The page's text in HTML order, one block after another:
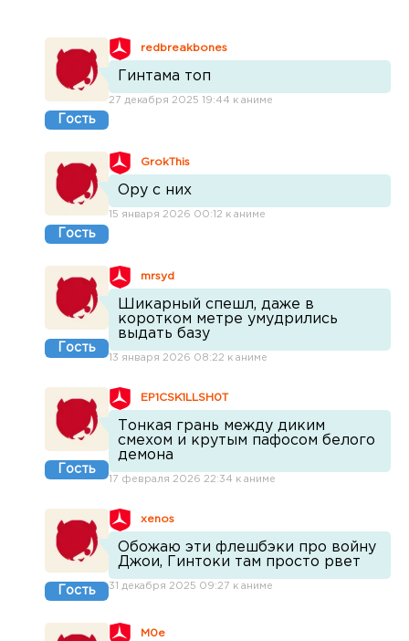
Гость
redbreakbones
Гинтама топ
27 декабря 2025 19:44 к аниме
Гость
GrokThis
Ору с них
15 января 2026 00:12 к аниме
Гость
mrsyd
Шикарный спешл, даже в
коротком метре умудрились
выдать базу
13 января 2026 08:22 к аниме
Гость
EP1CSK1LLSH0T
Тонкая грань между диким
смехом и крутым пафосом белого
демона
17 февраля 2026 22:34 к аниме
Гость
xenos
Обожаю эти флешбэки про войну
Джои, Гинтоки там просто рвет
31 декабря 2025 09:27 к аниме
M0e